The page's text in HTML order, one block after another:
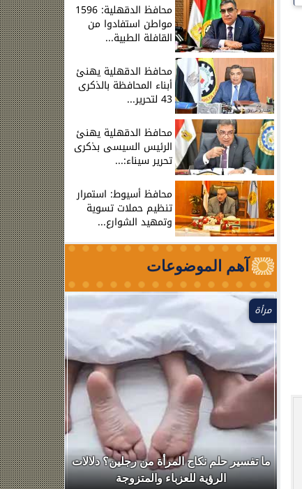
محافظ الدقهلية: 1596
مواطن استفادوا من
القافلة الطبية...
محافظ الدقهلية يهنئ
أبناء المحافظة بالذكرى
43 لتحرير...
محافظ الدقهلية يهنئ
الرئيس السيسى بذكرى
تحرير سيناء:...
محافظ أسيوط: استمرار
تنظيم حملات تسوية
وتمهيد الشوارع...
آهم الموضوعات
مرأة
ما تفسير حلم نكاح المرأة من رجلين؟ دلالات
الرؤية للعزباء والمتزوجة
نقابة
من